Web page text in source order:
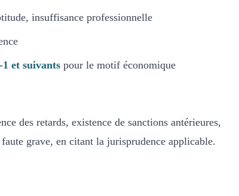
insuffisance professionnelle
et suivants pour le motif économique
des retards, existence de sanctions antérieures,
grave, en citant la jurisprudence applicable.